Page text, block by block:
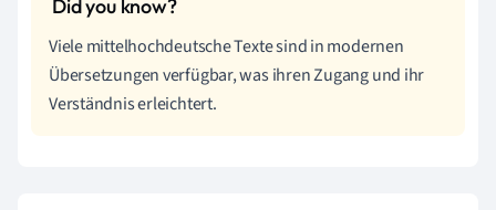
Viele mittelhochdeutsche Texte sind in modernen
Übersetzungen verfügbar, was ihren Zugang und ihr
Verständnis erleichtert.